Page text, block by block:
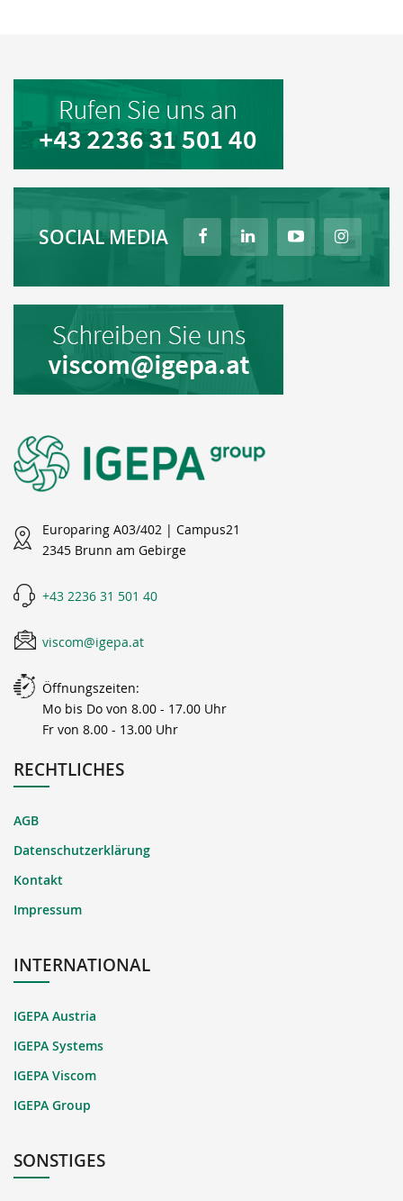
SOCIAL MEDIA
Europaring A03/402 | Campus21
2345 Brunn am Gebirge
+43 2236 31 501 40
viscom@igepa.at
Öffnungszeiten:
Mo bis Do von 8.00 - 17.00 Uhr
Fr von 8.00 - 13.00 Uhr
RECHTLICHES
AGB
Datenschutzerklärung
Kontakt
Impressum
INTERNATIONAL
IGEPA Austria
IGEPA Systems
IGEPA Viscom
IGEPA Group
SONSTIGES